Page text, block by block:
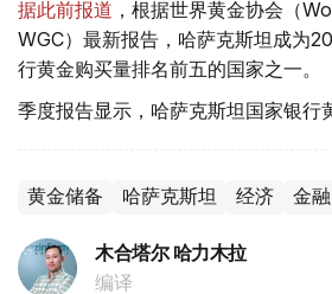
据此前报道 ，根据世界黄金协会（
WGC）最新报告，哈萨克斯坦成为
行黄金购买量排名前五的国家之一。
季度报告显示，哈萨克斯坦国家银行
黄金储备 哈萨克斯坦 经济 金融
木合塔尔 哈力木拉
编译